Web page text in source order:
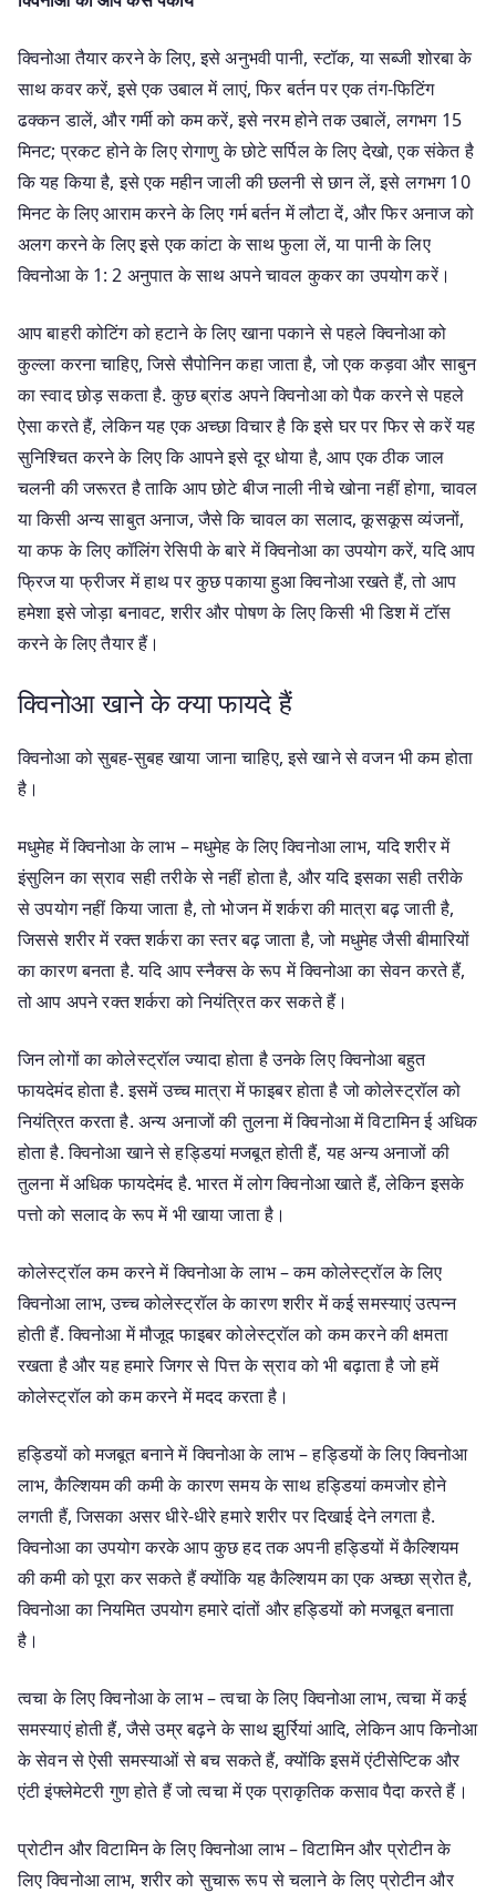
क्विनोआ तैयार करने के लिए, इसे अनुभवी पानी, स्टॉक, या सब्जी शोरबा के
साथ कवर करें, इसे एक उबाल में लाएं, फिर बर्तन पर एक तंग-फिटिंग
ढक्कन डालें, और गर्मी को कम करें, इसे नरम होने तक उबालें, लगभग 15
मिनट; प्रकट होने के लिए रोगाणु के छोटे सर्पिल के लिए देखो, एक संकेत है
कि यह किया है, इसे एक महीन जाली की छलनी से छान लें, इसे लगभग 10
मिनट के लिए आराम करने के लिए गर्म बर्तन में लौटा दें, और फिर अनाज को
अलग करने के लिए इसे एक कांटा के साथ फुला लें, या पानी के लिए
क्विनोआ के 1: 2 अनुपात के साथ अपने चावल कुकर का उपयोग करें।
आप बाहरी कोटिंग को हटाने के लिए खाना पकाने से पहले क्विनोआ को
कुल्ला करना चाहिए, जिसे सैपोनिन कहा जाता है, जो एक कड़वा और साबुन
का स्वाद छोड़ सकता है. कुछ ब्रांड अपने क्विनोआ को पैक करने से पहले
ऐसा करते हैं, लेकिन यह एक अच्छा विचार है कि इसे घर पर फिर से करें यह
सुनिश्चित करने के लिए कि आपने इसे दूर धोया है, आप एक ठीक जाल
चलनी की जरूरत है ताकि आप छोटे बीज नाली नीचे खोना नहीं होगा, चावल
या किसी अन्य साबुत अनाज, जैसे कि चावल का सलाद, कूसकूस व्यंजनों,
या कफ के लिए कॉलिंग रेसिपी के बारे में क्विनोआ का उपयोग करें, यदि आप
फ्रिज या फ्रीजर में हाथ पर कुछ पकाया हुआ क्विनोआ रखते हैं, तो आप
हमेशा इसे जोड़ा बनावट, शरीर और पोषण के लिए किसी भी डिश में टॉस
करने के लिए तैयार हैं।
क्विनोआ खाने के क्या फायदे हैं
क्विनोआ को सुबह-सुबह खाया जाना चाहिए, इसे खाने से वजन भी कम होता
है।
मधुमेह में क्विनोआ के लाभ – मधुमेह के लिए क्विनोआ लाभ, यदि शरीर में
इंसुलिन का स्राव सही तरीके से नहीं होता है, और यदि इसका सही तरीके
से उपयोग नहीं किया जाता है, तो भोजन में शर्करा की मात्रा बढ़ जाती है,
जिससे शरीर में रक्त शर्करा का स्तर बढ़ जाता है, जो मधुमेह जैसी बीमारियों
का कारण बनता है. यदि आप स्नैक्स के रूप में क्विनोआ का सेवन करते हैं,
तो आप अपने रक्त शर्करा को नियंत्रित कर सकते हैं।
जिन लोगों का कोलेस्ट्रॉल ज्यादा होता है उनके लिए क्विनोआ बहुत
फायदेमंद होता है. इसमें उच्च मात्रा में फाइबर होता है जो कोलेस्ट्रॉल को
नियंत्रित करता है. अन्य अनाजों की तुलना में क्विनोआ में विटामिन ई अधिक
होता है. क्विनोआ खाने से हड्डियां मजबूत होती हैं, यह अन्य अनाजों की
तुलना में अधिक फायदेमंद है. भारत में लोग क्विनोआ खाते हैं, लेकिन इसके
पत्तो को सलाद के रूप में भी खाया जाता है।
कोलेस्ट्रॉल कम करने में क्विनोआ के लाभ – कम कोलेस्ट्रॉल के लिए
क्विनोआ लाभ, उच्च कोलेस्ट्रॉल के कारण शरीर में कई समस्याएं उत्पन्न
होती हैं. क्विनोआ में मौजूद फाइबर कोलेस्ट्रॉल को कम करने की क्षमता
रखता है और यह हमारे जिगर से पित्त के स्राव को भी बढ़ाता है जो हमें
कोलेस्ट्रॉल को कम करने में मदद करता है।
हड्डियों को मजबूत बनाने में क्विनोआ के लाभ – हड्डियों के लिए क्विनोआ
लाभ, कैल्शियम की कमी के कारण समय के साथ हड्डियां कमजोर होने
लगती हैं, जिसका असर धीरे-धीरे हमारे शरीर पर दिखाई देने लगता है.
क्विनोआ का उपयोग करके आप कुछ हद तक अपनी हड्डियों में कैल्शियम
की कमी को पूरा कर सकते हैं क्योंकि यह कैल्शियम का एक अच्छा स्रोत है,
क्विनोआ का नियमित उपयोग हमारे दांतों और हड्डियों को मजबूत बनाता
है।
त्वचा के लिए क्विनोआ के लाभ – त्वचा के लिए क्विनोआ लाभ, त्वचा में कई
समस्याएं होती हैं, जैसे उम्र बढ़ने के साथ झुर्रियां आदि, लेकिन आप किनोआ
के सेवन से ऐसी समस्याओं से बच सकते हैं, क्योंकि इसमें एंटीसेप्टिक और
एंटी इंफ्लेमेटरी गुण होते हैं जो त्वचा में एक प्राकृतिक कसाव पैदा करते हैं।
प्रोटीन और विटामिन के लिए क्विनोआ लाभ – विटामिन और प्रोटीन के
लिए क्विनोआ लाभ, शरीर को सुचारू रूप से चलाने के लिए प्रोटीन और